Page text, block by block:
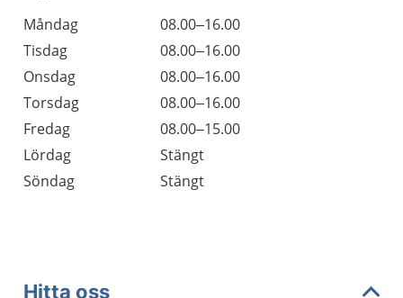
Dag
Öppettider
Kommentarer
Måndag
08.00–16.00
Tisdag
08.00–16.00
Onsdag
08.00–16.00
Torsdag
08.00–16.00
Fredag
08.00–15.00
Lördag
Stängt
Söndag
Stängt
Hitta oss